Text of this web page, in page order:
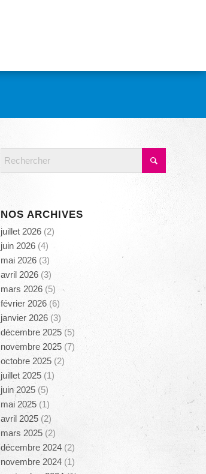
NOS ARCHIVES
juillet 2026 (2)
juin 2026 (4)
mai 2026 (3)
avril 2026 (3)
mars 2026 (5)
février 2026 (6)
janvier 2026 (3)
décembre 2025 (5)
novembre 2025 (7)
octobre 2025 (2)
juillet 2025 (1)
juin 2025 (5)
mai 2025 (1)
avril 2025 (2)
mars 2025 (2)
décembre 2024 (2)
novembre 2024 (1)